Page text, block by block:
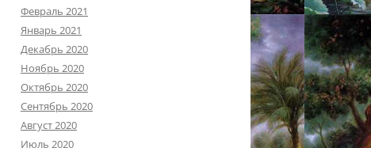
Февраль 2021
Январь 2021
Декабрь 2020
Ноябрь 2020
Октябрь 2020
Сентябрь 2020
Август 2020
Июль 2020